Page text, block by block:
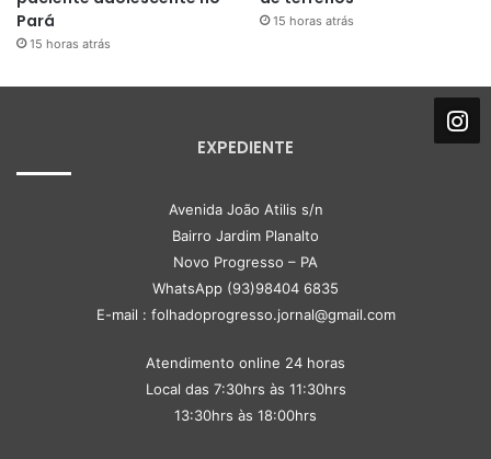
Pará
15 horas atrás
15 horas atrás
EXPEDIENTE
Avenida João Atilis s/n
Bairro Jardim Planalto
Novo Progresso – PA
WhatsApp (93)98404 6835
E-mail : folhadoprogresso.jornal@gmail.com
Atendimento online 24 horas
Local das 7:30hrs às 11:30hrs
13:30hrs às 18:00hrs